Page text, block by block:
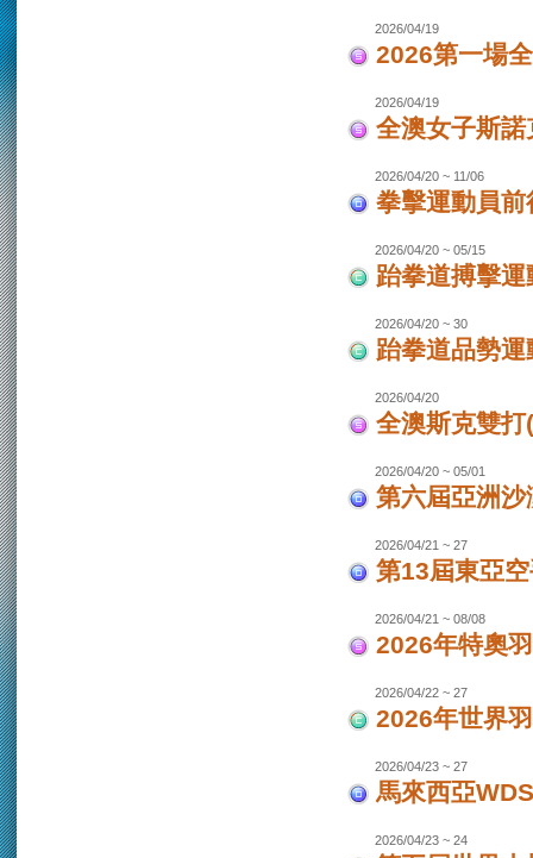
2026/04/19
2026第一場
2026/04/19
全澳女子斯諾
2026/04/20 ~ 11/06
拳擊運動員
2026/04/20 ~ 05/15
跆拳道搏擊
2026/04/20 ~ 30
跆拳道品勢
2026/04/20
全澳斯克雙
2026/04/20 ~ 05/01
第六屆亞洲
2026/04/21 ~ 27
第13屆東亞
2026/04/21 ~ 08/08
2026年特奧
2026/04/22 ~ 27
2026年世界
2026/04/23 ~ 27
馬來西亞
2026/04/23 ~ 24